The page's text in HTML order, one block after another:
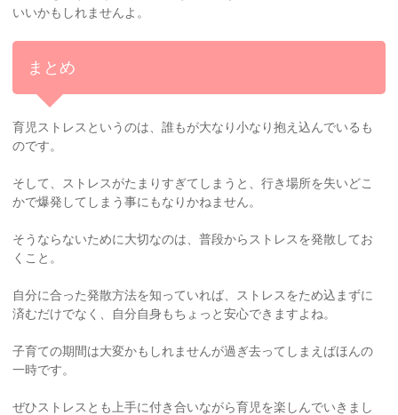
いいかもしれませんよ。
まとめ
育児ストレスというのは、誰もが大なり小なり抱え込んでいるも
のです。
そして、ストレスがたまりすぎてしまうと、行き場所を失いどこ
かで爆発してしまう事にもなりかねません。
そうならないために大切なのは、普段からストレスを発散してお
くこと。
自分に合った発散方法を知っていれば、ストレスをため込まずに
済むだけでなく、自分自身もちょっと安心できますよね。
子育ての期間は大変かもしれませんが過ぎ去ってしまえばほんの
一時です。
ぜひストレスとも上手に付き合いながら育児を楽しんでいきまし